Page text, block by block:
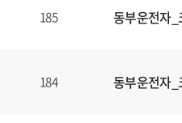
185 동부운전자
184 동부운전자